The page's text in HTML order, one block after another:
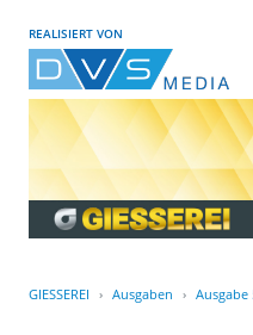
REALISIERT VON
GIESSEREI Ausgaben Ausgabe